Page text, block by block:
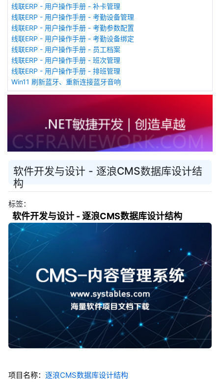
线联ERP - 用户操作手册 - 补卡管理
线联ERP - 用户操作手册 - 考勤设备管理
线联ERP - 用户操作手册 - 考勤参数配置
线联ERP - 用户操作手册 - 考勤设备绑定
线联ERP - 用户操作手册 - 员工档案
线联ERP - 用户操作手册 - 班次管理
线联ERP - 用户操作手册 - 排班管理
Win11 刷新蓝牙、重新连接蓝牙音响
软件开发与设计 - 逐浪CMS数据库设计结
构
标签：
软件开发与设计 - 逐浪CMS数据库设计结构
项目名称： 逐浪CMS数据库设计结构